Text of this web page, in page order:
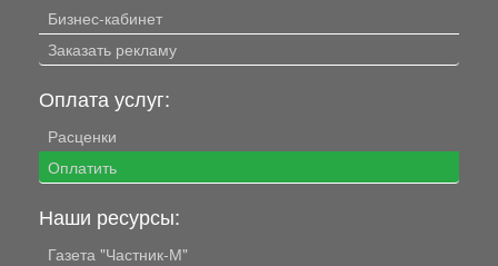
Бизнес-кабинет
Заказать рекламу
Оплата услуг:
Расценки
Оплатить
Наши ресурсы:
Газета "Частник-М"